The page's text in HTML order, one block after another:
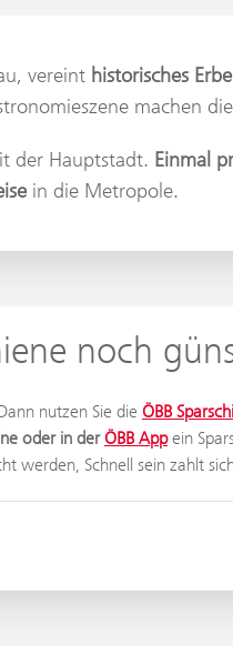
vereint historisches Erbe
machen
der Hauptstadt. Einmal
in die Metropole.
noch
nutzen Sie die ÖBB
oder in der ÖBB Appein
werden, Schnell sein zahlt